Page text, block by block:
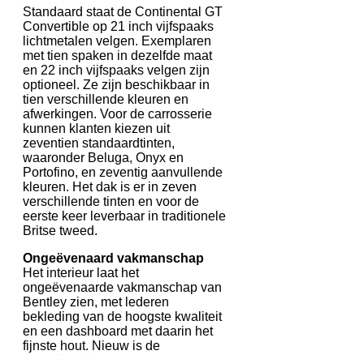
Standaard staat de Continental GT
Convertible op 21 inch vijfspaaks
lichtmetalen velgen. Exemplaren
met tien spaken in dezelfde maat
en 22 inch vijfspaaks velgen zijn
optioneel. Ze zijn beschikbaar in
tien verschillende kleuren en
afwerkingen. Voor de carrosserie
kunnen klanten kiezen uit
zeventien standaardtinten,
waaronder Beluga, Onyx en
Portofino, en zeventig aanvullende
kleuren. Het dak is er in zeven
verschillende tinten en voor de
eerste keer leverbaar in traditionele
Britse tweed.
Ongeëvenaard vakmanschap
Het interieur laat het
ongeëvenaarde vakmanschap van
Bentley zien, met lederen
bekleding van de hoogste kwaliteit
en een dashboard met daarin het
fijnste hout. Nieuw is de